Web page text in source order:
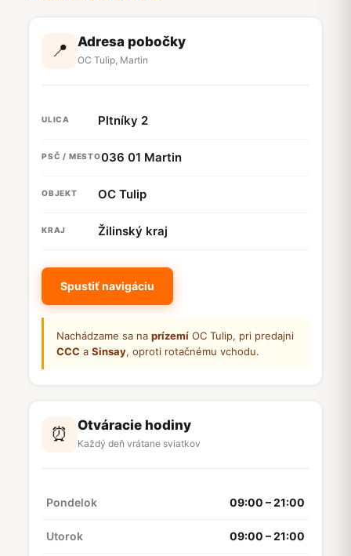
📍 Adresa pobočky
OC Tulip, Martin
ULICA Pltníky 2
PSČ / MESTO036 01 Martin
OBJEKT OC Tulip
KRAJ Žilinský kraj
Spustiť navigáciu
Nachádzame sa na prízemí OC Tulip, pri predajni
CCC a Sinsay, oproti rotačnému vchodu.
⏰ Otváracie hodiny
Každý deň vrátane sviatkov
Pondelok 09:00 – 21:00
Utorok 09:00 – 21:00